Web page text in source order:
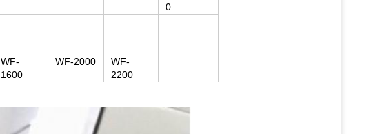
0
WF-
1600
WF-2000
WF-
2200